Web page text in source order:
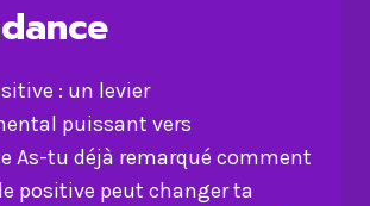
: un levier
puissant vers
As-tu déjà remarqué comment
positive peut changer ta